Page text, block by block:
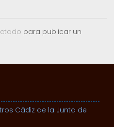
para publicar un
Cádiz de la Junta de